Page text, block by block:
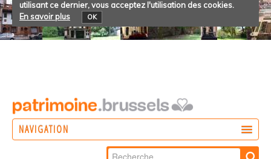
utilisant ce dernier, vous acceptez l'utilisation des cookies.
En savoir plus
OK
NAVIGATION
Chercher par